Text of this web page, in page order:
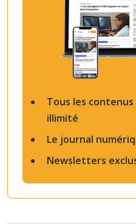
Tous les contenus
illimité
Le journal
Newsletters